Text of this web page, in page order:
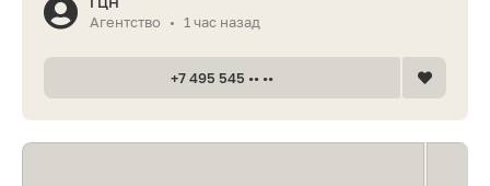
Агентство
• 1 час назад
+7 495 545 •• ••